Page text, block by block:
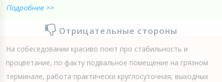
Подробнее >>
Отрицательные стороны
На собеседовании красиво поют про стабильность и
процветание, по факту подвальное помещение на грязном
терминале, работа практически круглосуточная, выходных